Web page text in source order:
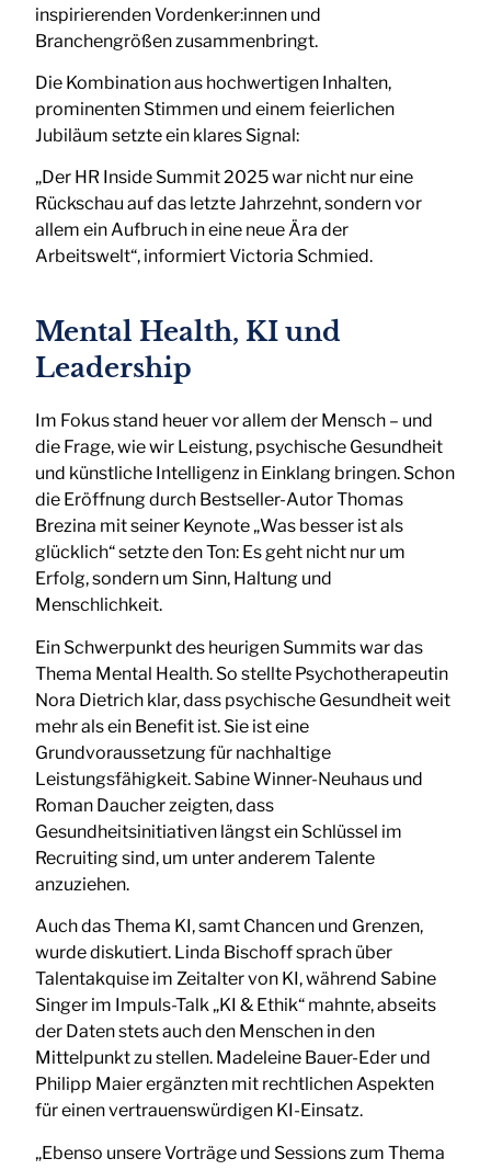
inspirierenden Vordenker:innen und
Branchengrößen zusammenbringt.
Die Kombination aus hochwertigen Inhalten,
prominenten Stimmen und einem feierlichen
Jubiläum setzte ein klares Signal:
„Der HR Inside Summit 2025 war nicht nur eine
Rückschau auf das letzte Jahrzehnt, sondern vor
allem ein Aufbruch in eine neue Ära der
Arbeitswelt“, informiert Victoria Schmied.
Mental Health, KI und
Leadership
Im Fokus stand heuer vor allem der Mensch – und
die Frage, wie wir Leistung, psychische Gesundheit
und künstliche Intelligenz in Einklang bringen. Schon
die Eröffnung durch Bestseller-Autor Thomas
Brezina mit seiner Keynote „Was besser ist als
glücklich“ setzte den Ton: Es geht nicht nur um
Erfolg, sondern um Sinn, Haltung und
Menschlichkeit.
Ein Schwerpunkt des heurigen Summits war das
Thema Mental Health. So stellte Psychotherapeutin
Nora Dietrich klar, dass psychische Gesundheit weit
mehr als ein Benefit ist. Sie ist eine
Grundvoraussetzung für nachhaltige
Leistungsfähigkeit. Sabine Winner-Neuhaus und
Roman Daucher zeigten, dass
Gesundheitsinitiativen längst ein Schlüssel im
Recruiting sind, um unter anderem Talente
anzuziehen.
Auch das Thema KI, samt Chancen und Grenzen,
wurde diskutiert. Linda Bischoff sprach über
Talentakquise im Zeitalter von KI, während Sabine
Singer im Impuls-Talk „KI & Ethik“ mahnte, abseits
der Daten stets auch den Menschen in den
Mittelpunkt zu stellen. Madeleine Bauer-Eder und
Philipp Maier ergänzten mit rechtlichen Aspekten
für einen vertrauenswürdigen KI-Einsatz.
„Ebenso unsere Vorträge und Sessions zum Thema